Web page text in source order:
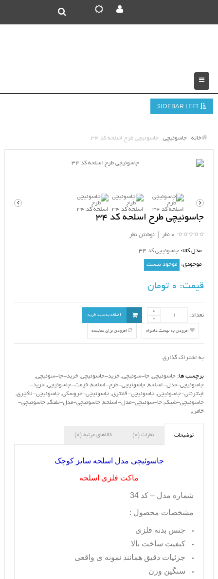
خانه جاسوئیچی جاسوئیچی طرح اسلحه کد 34
جاسوئیچی طرح اسلحه کد 34
0 نظر نوشتن نظر
مدل کالا: جاسوئیچی کد 34
موجودی: موجود نیست
قیمت:
تعداد: اضافه به سبد خرید
افزودن به لیست دلخواه افزودن برای مقایسه
به اشتراک گذاری
برچسب ها: جاسوئیچی, جا-سوئیچی, خرید-جاسوئیچی, خرید-جا-سوئیچی,
جاسوئیچی-مدل-اسلحه, جاسوئیچی-طرح-اسلحه, قیمت-جاسوئیچی, خرید-
اینترنتی-جاسوئیچی, جاسوئیچی-فانتزی, جاسوئیچی-عروسکی, جاسوئیچی-لاکچری,
جاسوئیچی-شیک, جا-سوئیچی-مدل-اسلحه, جاسوئیچی-مدل-تفنگ, جاسوئیچی-
خاص,
توضیحات نظرات (0) کالاهای مرتبط (8)
جاسوئیچی مدل اسلحه سایز کوچک
ماکت فلزی اسلحه
شماره مدل – کد 34
مشخصات محصول :
جنس بدنه فلزی
کیفیت ساخت بالا
جزئیات دقیق همانند نمونه ی واقعی
سنگین وزن